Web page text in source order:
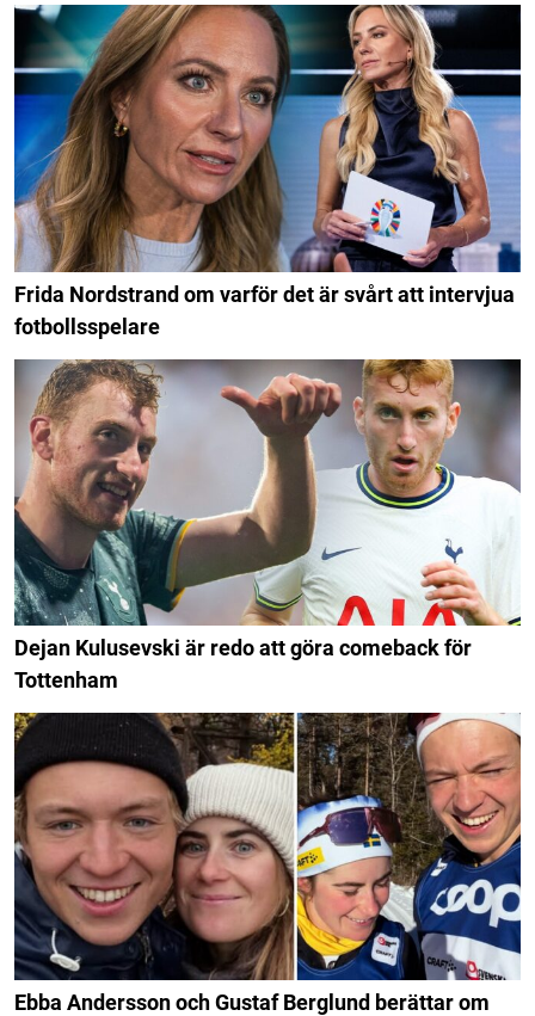
Frida Nordstrand om varför det är svårt att intervjua
fotbollsspelare
Dejan Kulusevski är redo att göra comeback för
Tottenham
Ebba Andersson och Gustaf Berglund berättar om